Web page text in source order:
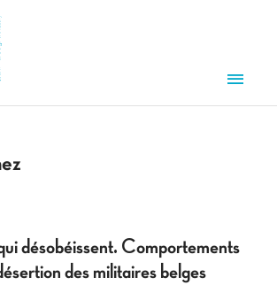
désobéissent. Comportements
des militaires belges